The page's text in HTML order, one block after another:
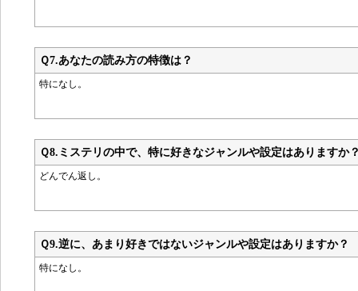
Ｑ7.あなたの読み方の特徴は？
特になし。
Ｑ8. ミステリの中で、特に好きなジャンルや設定はありますか
どんでん返し。
Ｑ9.逆に、あまり好きではないジャンルや設定はありますか？
特になし。